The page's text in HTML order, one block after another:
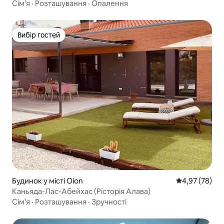
Сім’я · Розташування · Опалення
Вибір гостей
Вибір гостей
Будинок у місті Oion Середня
4,97 (78)
Каньяда-Лас-Абейхас (Рісторія Алава)
Сім’я · Розташування · Зручності